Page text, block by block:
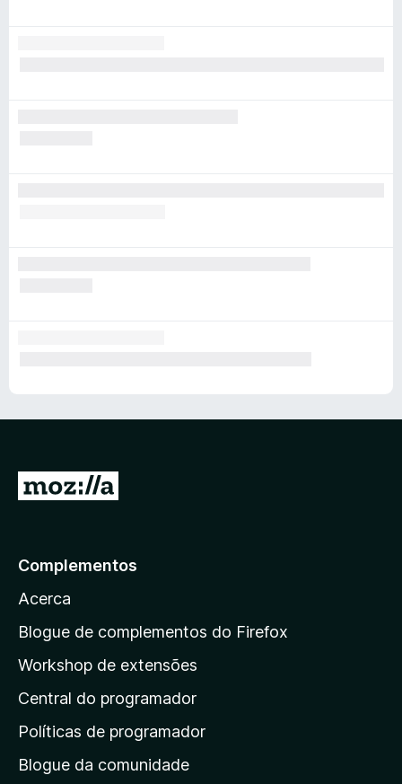
a
a
a
á
g
i
a
Complementos
Acerca
Blogue de complementos do Firefox
Workshop de extensões
Central do programador
Políticas de programador
Blogue da comunidade